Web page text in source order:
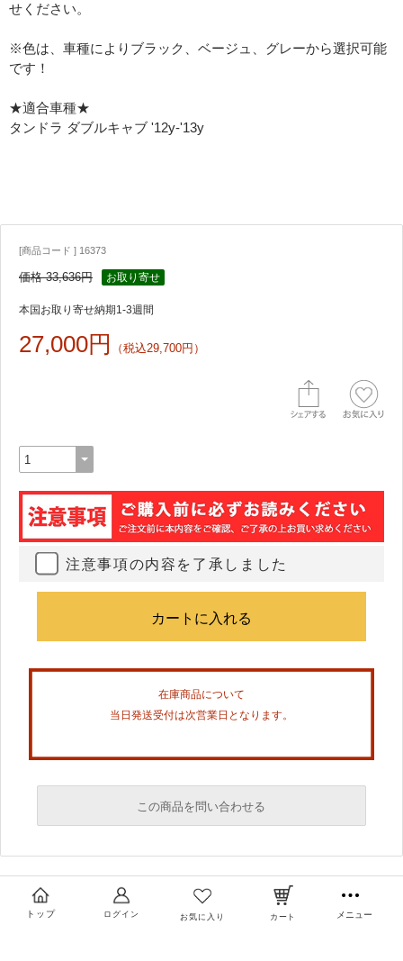
せください。
※色は、車種によりブラック、ベージュ、グレーから選択可能
です！
★適合車種★
タンドラ ダブルキャブ '12y-'13y
[商品コード ] 16373
価格 33,636円 お取り寄せ
本国お取り寄せ納期1-3週間
27,000円 （税込29,700円）
注意事項の内容を了承しました
在庫商品について
当日発送受付は次営業日となります。
この商品を問い合わせる
トップ ログイン お気に入り カート メニュー